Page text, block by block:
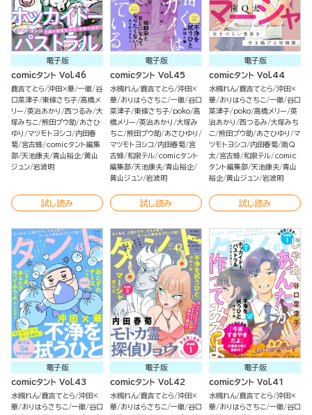
電子版
comicタント Vol.46
鹿吉てとら 沖田×華 一徹 谷
口菜津子 東條さち子 高橋メ
リー 英治あかり 西つるみ 大
塚みちこ 熊田プウ助 あさひ
ゆり
マツモトヨシコ
内田春
菊 宮古蜂 comicタント編集
部 天池康夫 青山裕企 黄山
ジュン 岩波明
試し読み
電子版
comicタント Vol.45
水槻れん 鹿吉てとら 沖田×
華 おりはらさちこ 一徹 谷口
菜津子 東條さち子 poko 高
橋メリー 英治あかり
大塚み
ちこ 熊田プウ助 あさひゆり
マツモトヨシコ
内田春菊 宮
古蜂 和泉テル comicタント
編集部 天池康夫 青山裕企
黄山ジュン 岩波明
試し読み
電子版
comicタント Vol.44
水槻れん 鹿吉てとら 沖田×
華 おりはらさちこ 一徹 谷口
菜津子 poko 高橋メリー 英
治あかり
西つるみ 大塚みち
こ 熊田プウ助 あさひゆり
マ
ツモトヨシコ
内田春菊 南Q
太
宮古蜂 和泉テル comic
タント編集部 天池康夫 青山
裕企 黄山ジュン 岩波明
試し読み
電子版
comicタント Vol.43
水槻れん 鹿吉てとら 沖田×
華 おりはらさちこ 一徹 谷口
電子版
comicタント Vol.42
水槻れん 鹿吉てとら 沖田×
華 おりはらさちこ 一徹 谷口
電子版
comicタント Vol.41
水槻れん 鹿吉てとら 沖田×
華 おりはらさちこ 一徹 谷口